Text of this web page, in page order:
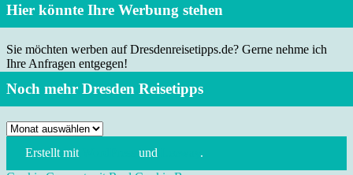
Hier könnte Ihre Werbung stehen
Sie möchten werben auf Dresdenreisetipps.de? Gerne nehme ich
Ihre Anfragen entgegen!
Noch mehr Dresden Reisetipps
Noch
Dresden
Reisetipps
Erstellt mit und
.